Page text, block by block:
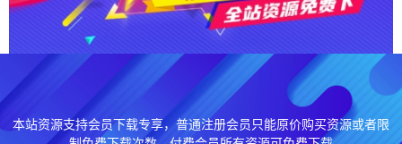
本站资源支持会员下载专享，普通注册会员只能原价购买资源或者限